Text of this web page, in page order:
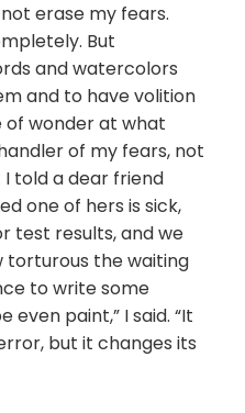
erase my fears.
But
and watercolors
and to have volition
of wonder at what
of my fears, not
I told a dear friend
one of hers is sick,
test results, and we
torturous the waiting
to write some
even paint,” I said. “It
but it changes its